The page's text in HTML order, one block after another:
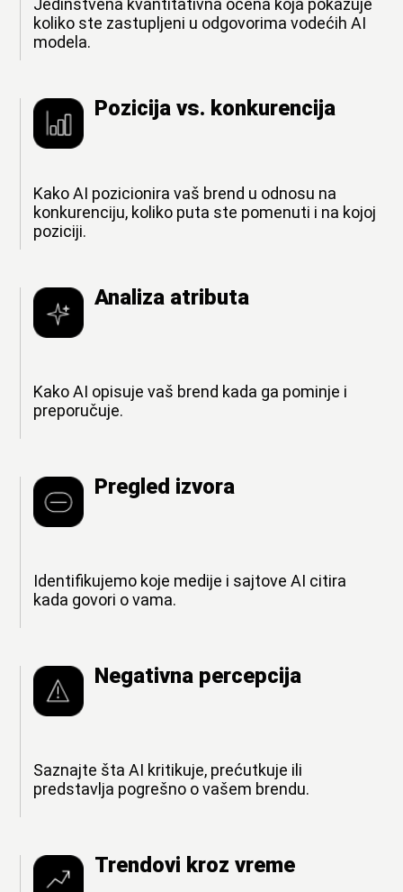
Jedinstvena kvantitativna ocena koja pokazuje
koliko ste zastupljeni u odgovorima vodećih AI
modela.
Pozicija vs. konkurencija
Kako AI pozicionira vaš brend u odnosu na
konkurenciju, koliko puta ste pomenuti i na kojoj
poziciji.
Analiza atributa
Kako AI opisuje vaš brend kada ga pominje i
preporučuje.
Pregled izvora
Identifikujemo koje medije i sajtove AI citira
kada govori o vama.
Negativna percepcija
Saznajte šta AI kritikuje, prećutkuje ili
predstavlja pogrešno o vašem brendu.
Trendovi kroz vreme